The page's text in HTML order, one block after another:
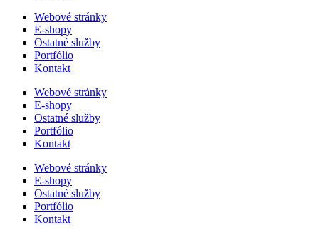
Webové stránky
E-shopy
Ostatné služby
Portfólio
Kontakt
Webové stránky
E-shopy
Ostatné služby
Portfólio
Kontakt
Webové stránky
E-shopy
Ostatné služby
Portfólio
Kontakt